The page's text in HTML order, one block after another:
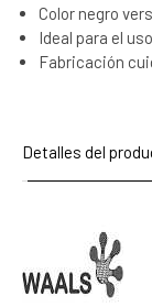
Color negro
Ideal para el
Fabricación
Detalles del